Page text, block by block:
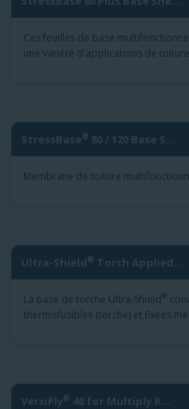
Ces feuilles de base
une variété d'applications de
StressBase® 80 / 120 Base S...
Membrane de toiture
Ultra-Shield® Torch Applied...
La base de torche Ultra-Shield ®
thermofusibles (torche) et fixées
VersiPly® 40 for Multiply R...